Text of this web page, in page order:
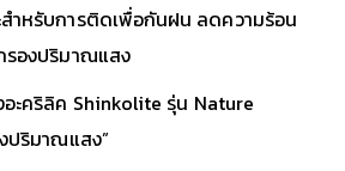
ำหรับการติดเพื่อกันฝน ลดความร้อน
รองปริมาณแสง
ะคริลิค Shinkolite รุ่น Nature
ปริมาณแสง”